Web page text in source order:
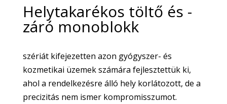
Helytakarékos töltő és -
záró monoblokk
szériát kifejezetten azon gyógyszer- és
kozmetikai üzemek számára fejlesztettük ki,
ahol a rendelkezésre álló hely korlátozott, de a
precizitás nem ismer kompromisszumot.